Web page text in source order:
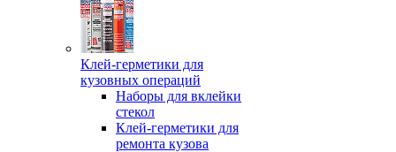
Клей-герметики для
кузовных операций
Наборы для вклейки
стекол
Клей-герметики для
ремонта кузова